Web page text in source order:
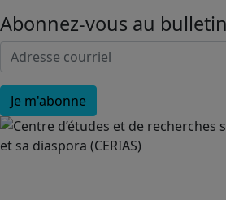
Abonnez-vous au bulletin